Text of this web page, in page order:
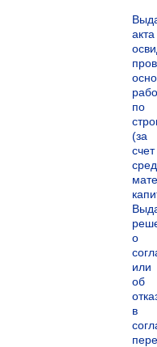
акта
по
(за
счет
о
или
об
в